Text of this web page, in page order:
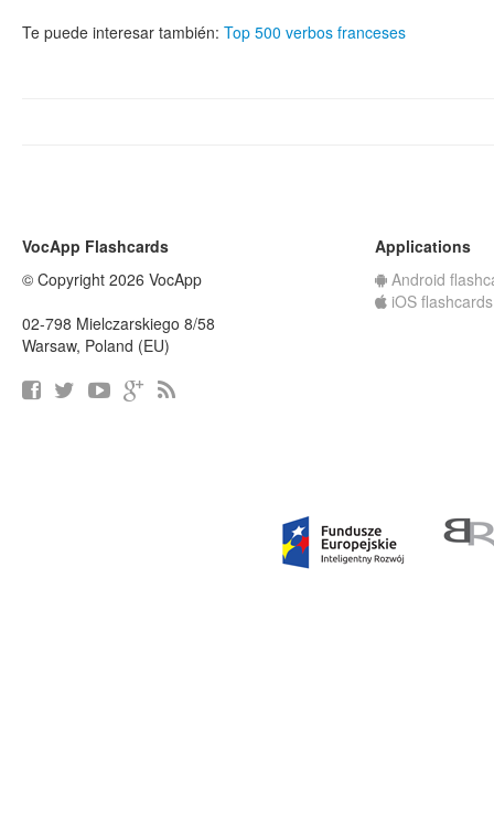
Te puede interesar también: Top 500 verbos franceses
VocApp Flashcards
© Copyright 2026 VocApp
02-798 Mielczarskiego 8/58
Warsaw, Poland (EU)
Applications
Android
iOS flashcards